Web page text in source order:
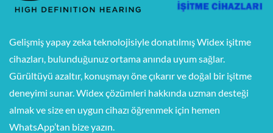
Gelişmiş yapay zeka teknolojisiyle donatılmış Widex işitme
cihazları, bulunduğunuz ortama anında uyum sağlar.
Gürültüyü azaltır, konuşmayı öne çıkarır ve doğal bir işitme
deneyimi sunar. Widex çözümleri hakkında uzman desteği
almak ve size en uygun cihazı öğrenmek için hemen
WhatsApp’tan bize yazın.